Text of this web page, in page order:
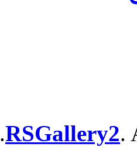
RSGallery2.